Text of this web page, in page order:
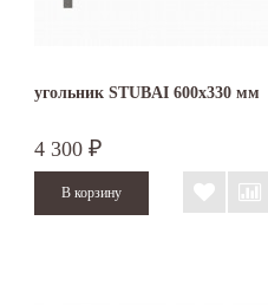
угольник STUBAI 600х330 мм
4 300 ₽